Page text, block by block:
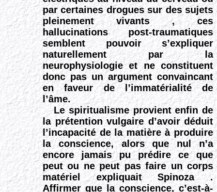
par certaines drogues sur des sujets
pleinement vivants , ces
hallucinations post-traumatiques
semblent pouvoir s’expliquer
naturellement par la
neurophysiologie et ne constituent
donc pas un argument convaincant
en faveur de l’immatérialité de
l’âme.
Le spiritualisme provient enfin de
la prétention vulgaire d’avoir déduit
l’incapacité de la matière à produire
la conscience, alors que nul n’a
encore jamais pu prédire ce que
peut ou ne peut pas faire un corps
matériel expliquait Spinoza .
Affirmer que la conscience, c’est-à-